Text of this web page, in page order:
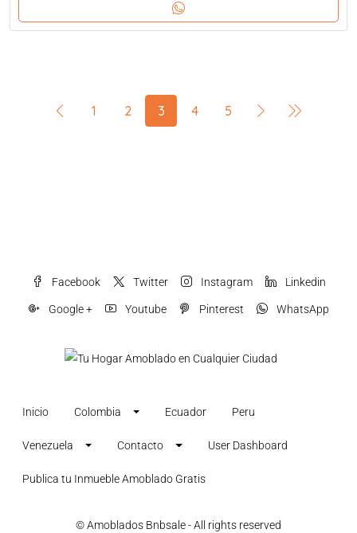
1 2 3 4 5
Facebook Twitter Instagram Linkedin
Google + Youtube Pinterest WhatsApp
Inicio Colombia Ecuador Peru
Venezuela Contacto User Dashboard
Publica tu Inmueble Amoblado Gratis
© Amoblados Bnbsale - All rights reserved